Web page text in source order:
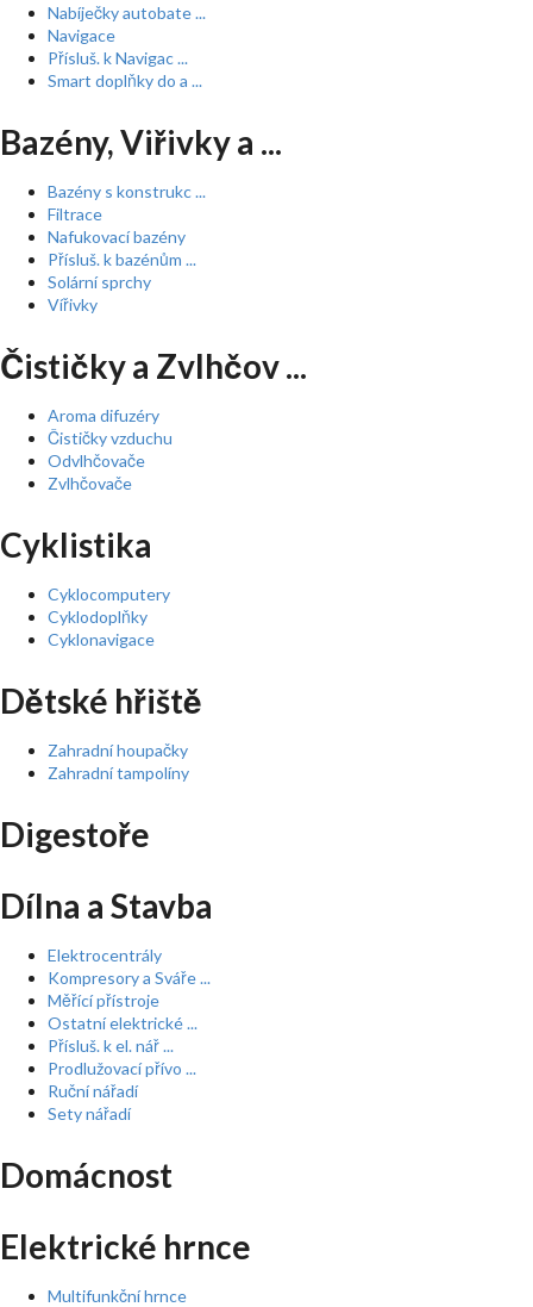
Nabíječky autobate ...
Navigace
Přísluš. k Navigac ...
Smart doplňky do a ...
Bazény, Viřivky a ...
Bazény s konstrukc ...
Filtrace
Nafukovací bazény
Přísluš. k bazénům ...
Solární sprchy
Vířivky
Čističky a Zvlhčov ...
Aroma difuzéry
Čističky vzduchu
Odvlhčovače
Zvlhčovače
Cyklistika
Cyklocomputery
Cyklodoplňky
Cyklonavigace
Dětské hřiště
Zahradní houpačky
Zahradní tampolíny
Digestoře
Dílna a Stavba
Elektrocentrály
Kompresory a Sváře ...
Měřící přístroje
Ostatní elektrické ...
Přísluš. k el. nář ...
Prodlužovací přívo ...
Ruční nářadí
Sety nářadí
Domácnost
Elektrické hrnce
Multifunkční hrnce